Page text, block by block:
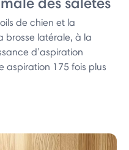
de chien et la
brosse latérale, à la
d’aspiration
aspiration 175 fois plus